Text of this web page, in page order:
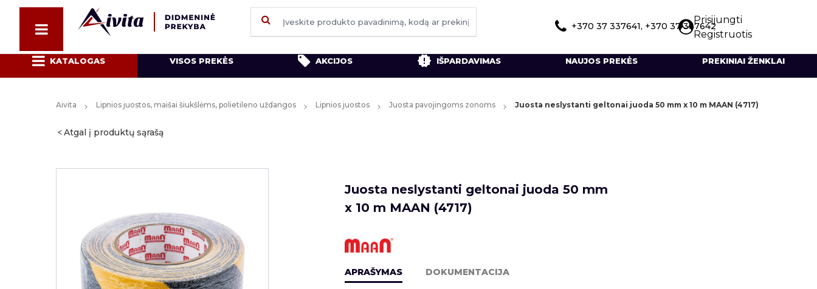
Prisijungti
Registruotis
+370 37 337641, +370 37 337642
KATALOGAS VISOS PREKĖS AKCIJOS IŠPARDAVIMAS NAUJOS PREKĖS PREKINIAI ŽENKLAI
Aivita Lipnios juostos, maišai šiukšlėms, polietileno uždangos Lipnios juostos Juosta pavojingoms zonoms Juosta neslystanti geltonai juoda 50 mm x 10 m MAAN (4717)
Atgal į produktų sąrašą
Juosta neslystanti geltonai juoda 50 mm
x 10 m MAAN (4717)
APRAŠYMAS DOKUMENTACIJA